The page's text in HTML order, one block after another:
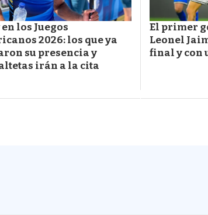
los Juegos
2026: los que ya
su presencia y
irán a la cita
El primer
Leonel
final y con